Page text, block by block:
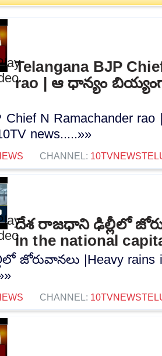
Telangana BJP
rao | ఆ ధాన్యం
Chief N Ramachander
news.....»»
CHANNEL:
దేశ రాజధాని ఢిల్లీలో
in the national
జోరువానలు |Heavy rains
CHANNEL: